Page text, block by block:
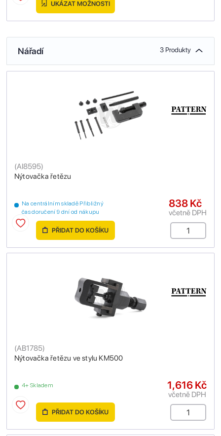
UKÁZAT MOŽNOSTI
Nářadí 3 Produkty
Nýtovačka řetězu
(AI8595)
Na centrálním skladě Přibližný
čas doručení 9 dní od nákupu
838 Kč
včetně DPH
PŘIDAT DO KOŠÍKU
Nýtovačka řetězu ve stylu KM500
(AB1785)
4+ Skladem 1,616 Kč
včetně DPH
PŘIDAT DO KOŠÍKU